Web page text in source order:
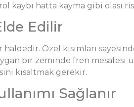
kaybı hatta kayma gibi olası
Edilir
haldedir. Özel kısımları
bir zeminde fren mesafesi
kısaltmak gerekir.
Sağlanır